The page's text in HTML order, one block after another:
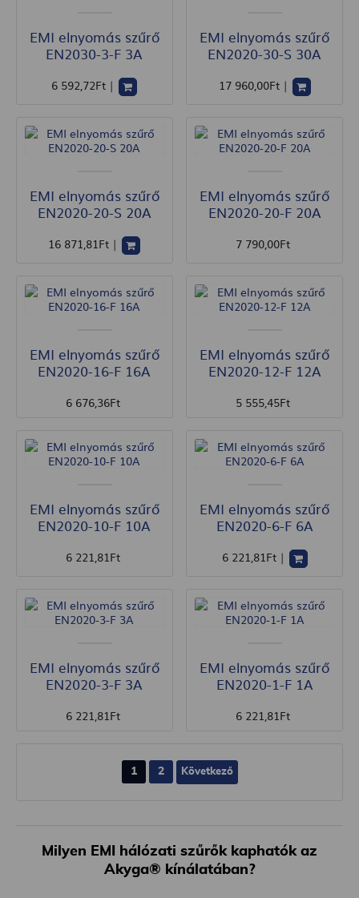
EMI elnyomás szűrő
EN2030-3-F 3A
6 592 ,72Ft |
EMI elnyomás szűrő
EN2020-30-S 30A
17 960,00Ft |
EMI elnyomás szűrő
EN2020-20-S 20A
16 871 ,81Ft |
EMI elnyomás szűrő
EN2020-20-F 20A
7 790,00Ft
EMI elnyomás szűrő
EN2020-16-F 16A
6 676,36Ft
EMI elnyomás szűrő
EN2020-12-F 12A
5 555,45Ft
EMI elnyomás szűrő
EN2020-10-F 10A
6 221 ,81Ft
EMI elnyomás szűrő
EN2020-6-F 6A
6 221 ,81Ft |
EMI elnyomás szűrő
EN2020-3-F 3A
6 221 ,81Ft
EMI elnyomás szűrő
EN2020-1-F 1A
6 221 ,81Ft
1 2 Következő
Milyen EMI hálózati szűrők kaphatók az
Akyga® kínálatában?